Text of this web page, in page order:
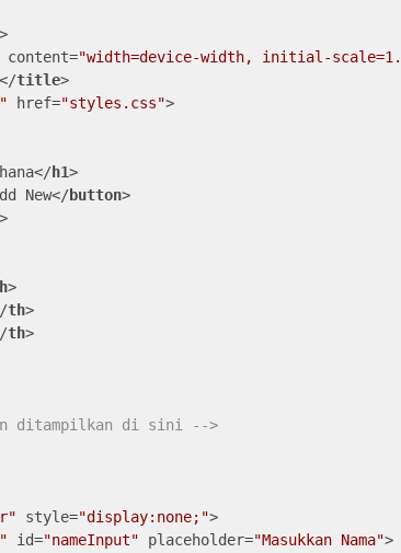
>
content="width=device-width, initial-
</title>
href="styles.css">
</h1>
New</button>
>
>
th>
th>
ditampilkan di sini -->
style="display:none;">
id="nameInput" placeholder="Masukkan Nama">